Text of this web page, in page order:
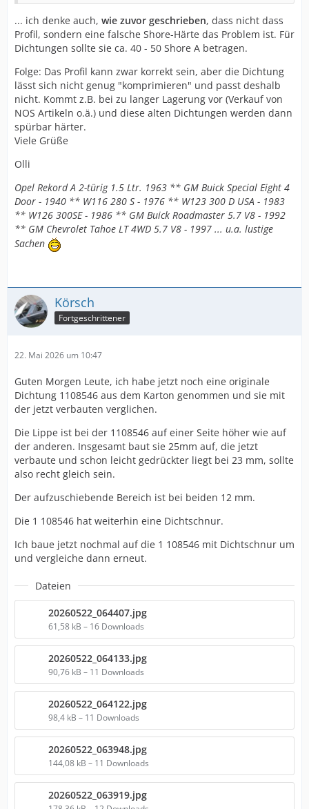
... ich denke auch, wie zuvor geschrieben, dass nicht dass
Profil, sondern eine falsche Shore-Härte das Problem ist. Für
Dichtungen sollte sie ca. 40 - 50 Shore A betragen.
Folge: Das Profil kann zwar korrekt sein, aber die Dichtung
lässt sich nicht genug "komprimieren" und passt deshalb
nicht. Kommt z.B. bei zu langer Lagerung vor (Verkauf von
NOS Artikeln o.ä.) und diese alten Dichtungen werden dann
spürbar härter.
Viele Grüße
Olli
Opel Rekord A 2-türig 1.5 Ltr. 1963 ** GM Buick Special Eight 4
Door - 1940 ** W116 280 S - 1976 ** W123 300 D USA - 1983
** W126 300SE - 1986 ** GM Buick Roadmaster 5.7 V8 - 1992
** GM Chevrolet Tahoe LT 4WD 5.7 V8 - 1997 ... u.a. lustige
Sachen
Körsch
Fortgeschrittener
22. Mai 2026 um 10:47
Guten Morgen Leute, ich habe jetzt noch eine originale
Dichtung 1108546 aus dem Karton genommen und sie mit
der jetzt verbauten verglichen.
Die Lippe ist bei der 1108546 auf einer Seite höher wie auf
der anderen. Insgesamt baut sie 25mm auf, die jetzt
verbaute und schon leicht gedrückter liegt bei 23 mm, sollte
also recht gleich sein.
Der aufzuschiebende Bereich ist bei beiden 12 mm.
Die 1 108546 hat weiterhin eine Dichtschnur.
Ich baue jetzt nochmal auf die 1 108546 mit Dichtschnur um
und vergleiche dann erneut.
Dateien
20260522_064407.jpg
61,58 kB – 16 Downloads
20260522_064133.jpg
90,76 kB – 11 Downloads
20260522_064122.jpg
98,4 kB – 11 Downloads
20260522_063948.jpg
144,08 kB – 11 Downloads
20260522_063919.jpg